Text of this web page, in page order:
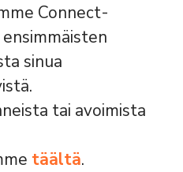
Connect-
sinua
tai avoimista
täältä.